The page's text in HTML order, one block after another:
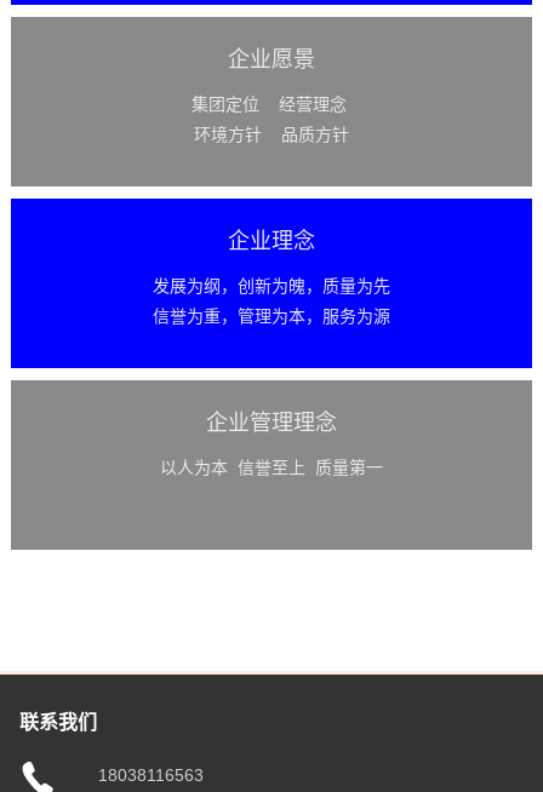
企业愿景
集团定位 经营理念
环境方针 品质方针
企业理念
发展为纲，创新为魄，质量为先
信誉为重，管理为本，服务为源
企业管理理念
以人为本 信誉至上 质量第一
联系我们
18038116563